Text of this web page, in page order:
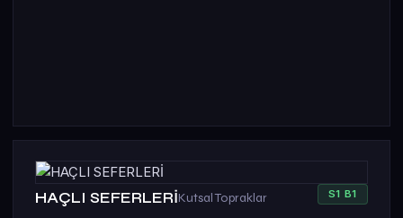
HAÇLI SEFERLERİKutsal Topraklar S1 B1